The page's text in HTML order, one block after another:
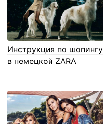
Инструкция по шопингу
в немецкой ZARA